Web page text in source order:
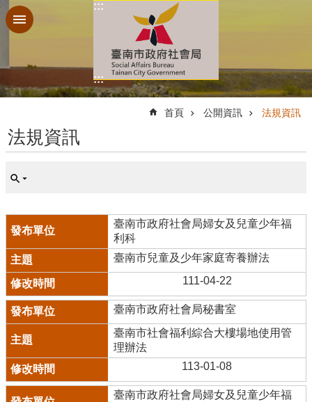
跳到主要內容區塊
:::
:::
首頁 公開資訊 法規資訊
法規資訊
臺南市政府社會局婦女及兒童少年福
利科
臺南市兒童及少年家庭寄養辦法
111-04-22
臺南市政府社會局秘書室
臺南市社會福利綜合大樓場地使用管
理辦法
113-01-08
臺南市政府社會局婦女及兒童少年福